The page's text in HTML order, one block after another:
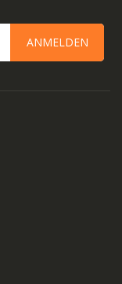
ANMELDEN